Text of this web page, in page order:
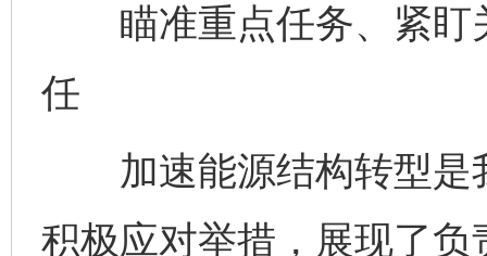
瞄准重点任务、紧盯
任
加速能源结构转型是
积极应对举措，展现了负